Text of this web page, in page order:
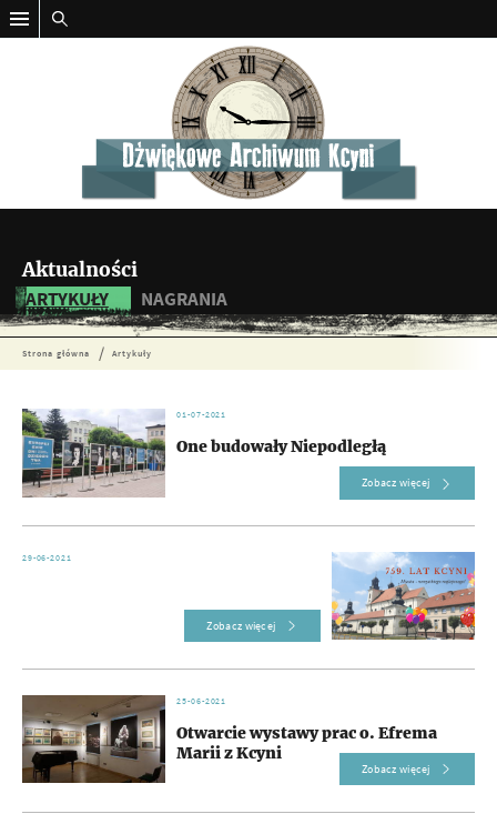
Aktualności
ARTYKUŁY
NAGRANIA
Strona główna Artykuły
01-07-2021
One budowały Niepodległą
Zobacz więcej
29-06-2021
Zobacz więcej
25-06-2021
Otwarcie wystawy prac o. Efrema
Marii z Kcyni
Zobacz więcej